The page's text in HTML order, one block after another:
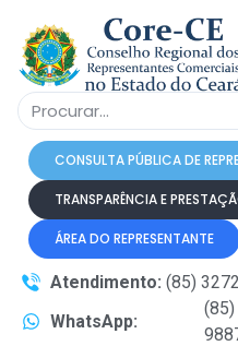
CONSULTA PÚBLICA DE
TRANSPARÊNCIA E
ÁREA DO REPRESENTANTE
Atendimento: (85)
WhatsApp:
(85)